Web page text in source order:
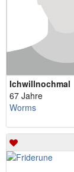
Ichwillnochmal
67 Jahre
Worms